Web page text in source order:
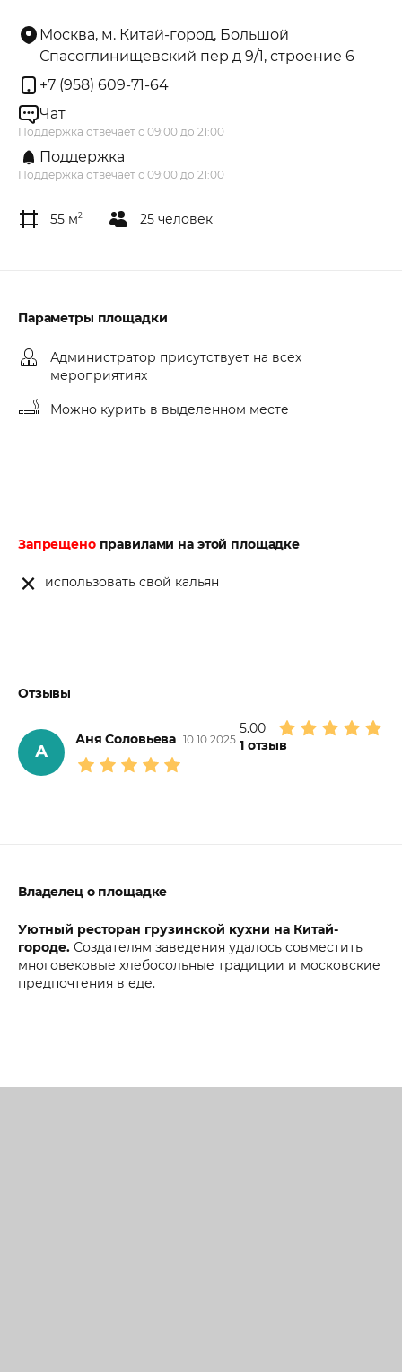
Москва, м. Китай-город, Большой
Спасоглинищевский пер д 9/1, строение 6
+7 (958) 609-71-64
Чат
Поддержка отвечает с 09:00 до 21:00
Поддержка
Поддержка отвечает с 09:00 до 21:00
55 м2 25 человек
Параметры площадки
Администратор присутствует на всех
мероприятиях
Можно курить в выделенном месте
Запрещеноправилами на этой площадке
использовать свой кальян
Отзывы
5.00
1отзыв
А
Аня Соловьева 10.10.2025
Владелец о площадке
Уютный ресторан грузинской кухни на Китай-
городе. Создателям заведения удалось совместить
многовековые хлебосольные традиции и московские
предпочтения в еде.